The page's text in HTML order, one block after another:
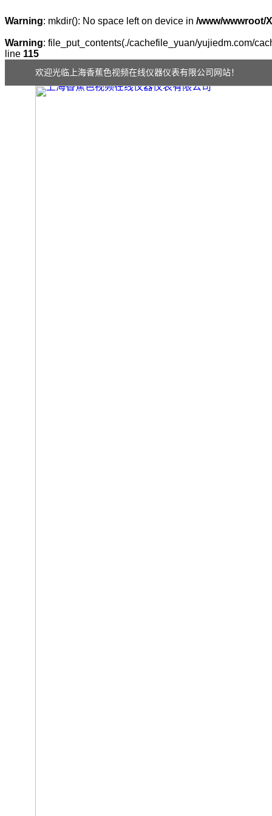
Warning: mkdir(): No space left on device in /www/wwwroot/
Warning: file_put_contents(./cachefile_yuan/yujiedm.com/
line 115
欢迎光临上海香蕉色视频在线仪器仪表有限公司网站！